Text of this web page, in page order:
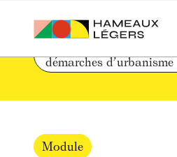
démarches d’urbanisme
Module